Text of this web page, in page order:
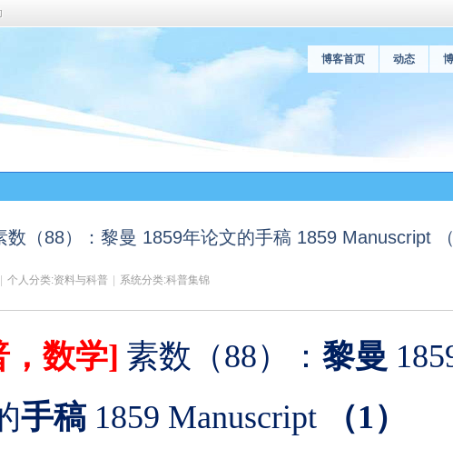
博客首页 动态
数（88）：黎曼 1859年论文的手稿 1859 Manuscript
个人分类:资料与科普 系统分类:科普集锦
，数学] 素数 （88） ： 黎曼
手稿1859 Manuscript （1）